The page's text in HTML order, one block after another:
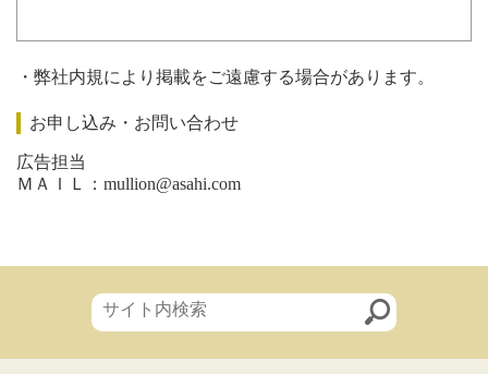
・弊社内規により掲載をご遠慮する場合があります。
お申し込み・お問い合わせ
広告担当
ＭＡＩＬ： mullion@asahi.com